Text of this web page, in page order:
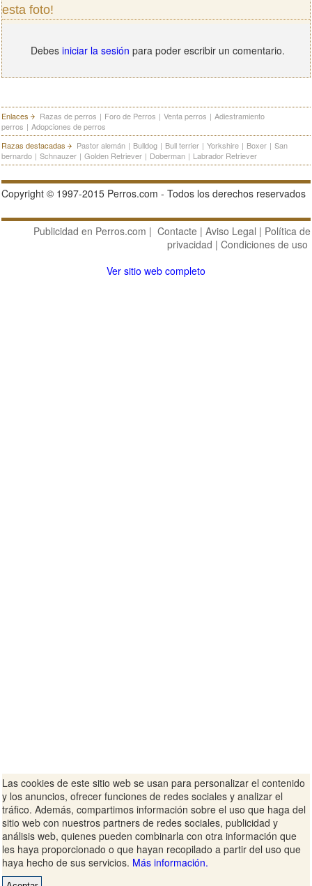
esta foto!
Debes iniciar la sesión para poder escribir un comentario.
Enlaces Razas de perros | Foro de Perros | Venta perros | Adiestramiento
perros | Adopciones de perros
Razas destacadas
Pastor alemán | Bulldog | Bull terrier | Yorkshire | Boxer | San
bernardo | Schnauzer | Golden Retriever | Doberman | Labrador Retriever
Copyright © 1997-2015 Perros.com - Todos los derechos reservados
Publicidad en Perros.com | Contacte | Aviso Legal | Política de
privacidad | Condiciones de uso
Ver sitio web completo
Las cookies de este sitio web se usan para personalizar el contenido
y los anuncios, ofrecer funciones de redes sociales y analizar el
tráfico. Además, compartimos información sobre el uso que haga del
sitio web con nuestros partners de redes sociales, publicidad y
análisis web, quienes pueden combinarla con otra información que
les haya proporcionado o que hayan recopilado a partir del uso que
haya hecho de sus servicios. Más información.